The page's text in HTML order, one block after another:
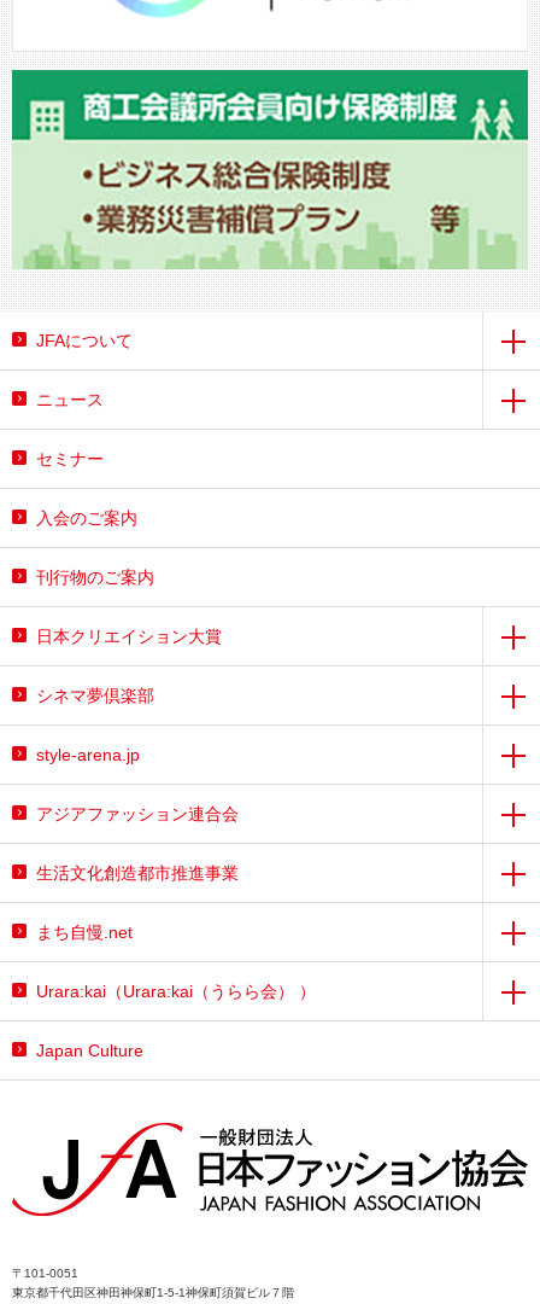
JFAについて
ニュース
セミナー
入会のご案内
刊行物のご案内
日本クリエイション大賞
シネマ夢倶楽部
style-arena.jp
アジアファッション連合会
生活文化創造都市推進事業
まち自慢.net
Urara:kai（Urara:kai（うらら会） ）
Japan Culture
〒101-0051
東京都千代田区神田神保町1-5-1神保町須賀ビル７階